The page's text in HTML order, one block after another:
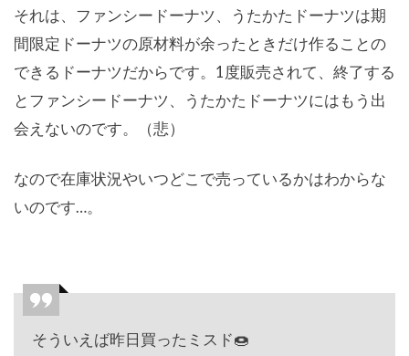
それは、ファンシードーナツ、うたかたドーナツは期
間限定ドーナツの原材料が余ったときだけ作ることの
できるドーナツだからです。1度販売されて、終了する
とファンシードーナツ、うたかたドーナツにはもう出
会えないのです。（悲）
なので在庫状況やいつどこで売っているかはわからな
いのです…。
そういえば昨日買ったミスド🍩